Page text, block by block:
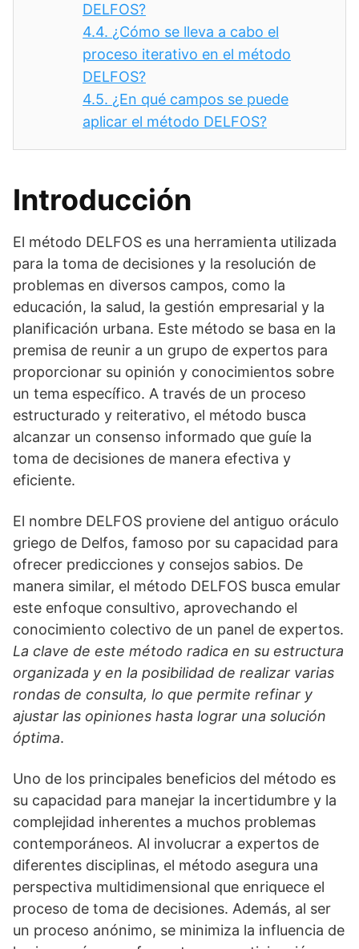
DELFOS?
4.4. ¿Cómo se lleva a cabo el
proceso iterativo en el método
DELFOS?
4.5. ¿En qué campos se puede
aplicar el método DELFOS?
Introducción
El método DELFOS es una herramienta utilizada
para la toma de decisiones y la resolución de
problemas en diversos campos, como la
educación, la salud, la gestión empresarial y la
planificación urbana. Este método se basa en la
premisa de reunir a un grupo de expertos para
proporcionar su opinión y conocimientos sobre
un tema específico. A través de un proceso
estructurado y reiterativo, el método busca
alcanzar un consenso informado que guíe la
toma de decisiones de manera efectiva y
eficiente.
El nombre DELFOS proviene del antiguo oráculo
griego de Delfos, famoso por su capacidad para
ofrecer predicciones y consejos sabios. De
manera similar, el método DELFOS busca emular
este enfoque consultivo, aprovechando el
conocimiento colectivo de un panel de expertos.
La clave de este método radica en su estructura
organizada y en la posibilidad de realizar varias
rondas de consulta, lo que permite refinar y
ajustar las opiniones hasta lograr una solución
óptima.
Uno de los principales beneficios del método es
su capacidad para manejar la incertidumbre y la
complejidad inherentes a muchos problemas
contemporáneos. Al involucrar a expertos de
diferentes disciplinas, el método asegura una
perspectiva multidimensional que enriquece el
proceso de toma de decisiones. Además, al ser
un proceso anónimo, se minimiza la influencia de